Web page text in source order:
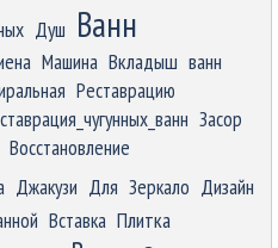
Душ Ванн
Машина Вкладыш ванн
Реставрацию
Засор
Восстановление
Джакузи Для Зеркало Дизайн
Вставка Плитка